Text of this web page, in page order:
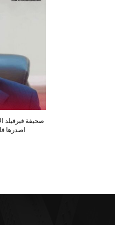
صحيفة فيرفيلد
اصدرها